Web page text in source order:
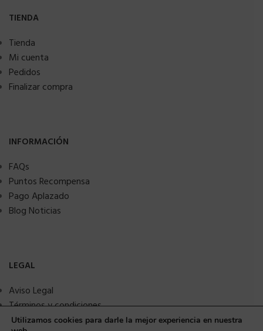
TIENDA
Tienda
Mi cuenta
Pedidos
Finalizar compra
INFORMACIÓN
FAQs
Puntos Recompensa
Pago Aplazado
Blog Noticias
LEGAL
Aviso Legal
Términos y condiciones
Política de privacidad
Utilizamos cookies para darle la mejor experiencia en nuestra